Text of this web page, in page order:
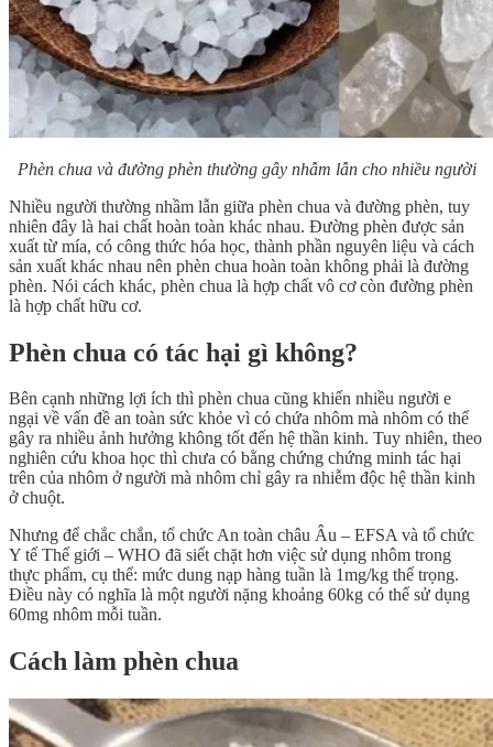
Phèn chua và đường phèn thường gây nhẫm lẫn cho nhiều người
Nhiều người thường nhầm lẫn giữa phèn chua và đường phèn, tuy
nhiên đây là hai chất hoàn toàn khác nhau. Đường phèn được sản
xuất từ mía, có công thức hóa học, thành phần nguyên liệu và cách
sản xuất khác nhau nên phèn chua hoàn toàn không phải là đường
phèn. Nói cách khác, phèn chua là hợp chất vô cơ còn đường phèn
là hợp chất hữu cơ.
Phèn chua có tác hại gì không?
Bên cạnh những lợi ích thì phèn chua cũng khiến nhiều người e
ngại về vấn đề an toàn sức khỏe vì có chứa nhôm mà nhôm có thể
gây ra nhiều ảnh hưởng không tốt đến hệ thần kinh. Tuy nhiên, theo
nghiên cứu khoa học thì chưa có bằng chứng chứng minh tác hại
trên của nhôm ở người mà nhôm chỉ gây ra nhiễm độc hệ thần kinh
ở chuột.
Nhưng để chắc chắn, tổ chức An toàn châu Âu – EFSA và tổ chức
Y tế Thế giới – WHO đã siết chặt hơn việc sử dụng nhôm trong
thực phẩm, cụ thể: mức dung nạp hàng tuần là 1mg/kg thể trọng.
Điều này có nghĩa là một người nặng khoảng 60kg có thể sử dụng
60mg nhôm mỗi tuần.
Cách làm phèn chua